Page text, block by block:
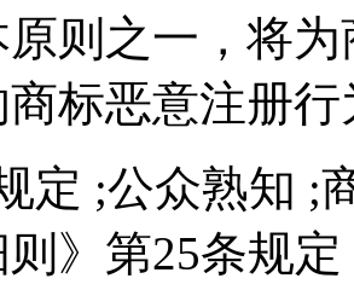
则之一，将
标恶意注册
定 ;公众熟知 ;
》第25条规